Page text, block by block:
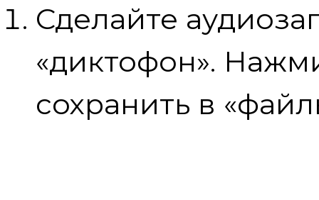
Сделайте
«диктофон».
сохранить в